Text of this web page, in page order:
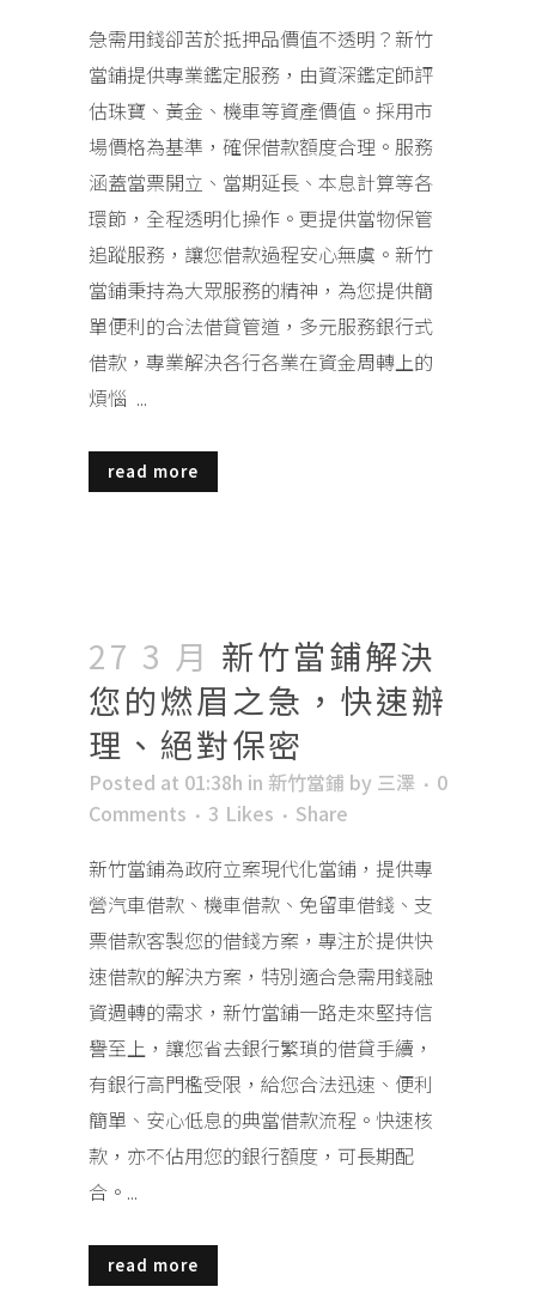
急需用錢卻苦於抵押品價值不透明？新竹
當鋪提供專業鑑定服務，由資深鑑定師評
估珠寶、黃金、機車等資產價值。採用市
場價格為基準，確保借款額度合理。服務
涵蓋當票開立、當期延長、本息計算等各
環節，全程透明化操作。更提供當物保管
追蹤服務，讓您借款過程安心無虞。新竹
當鋪秉持為大眾服務的精神，為您提供簡
單便利的合法借貸管道，多元服務銀行式
借款，專業解決各行各業在資金周轉上的
煩惱 ...
read more
27 3 月 新竹當鋪解決
您的燃眉之急，快速辦
理、絕對保密
Posted at 01:38h in 新竹當鋪 by 三澤
0
Comments
3 Likes
Share
新竹當鋪為政府立案現代化當鋪，提供專
營汽車借款、機車借款、免留車借錢、支
票借款客製您的借錢方案，專注於提供快
速借款的解決方案，特別適合急需用錢融
資週轉的需求，新竹當鋪一路走來堅持信
譽至上，讓您省去銀行繁瑣的借貸手續，
有銀行高門檻受限，給您合法迅速、便利
簡單、安心低息的典當借款流程。快速核
款，亦不佔用您的銀行額度，可長期配
合。...
read more